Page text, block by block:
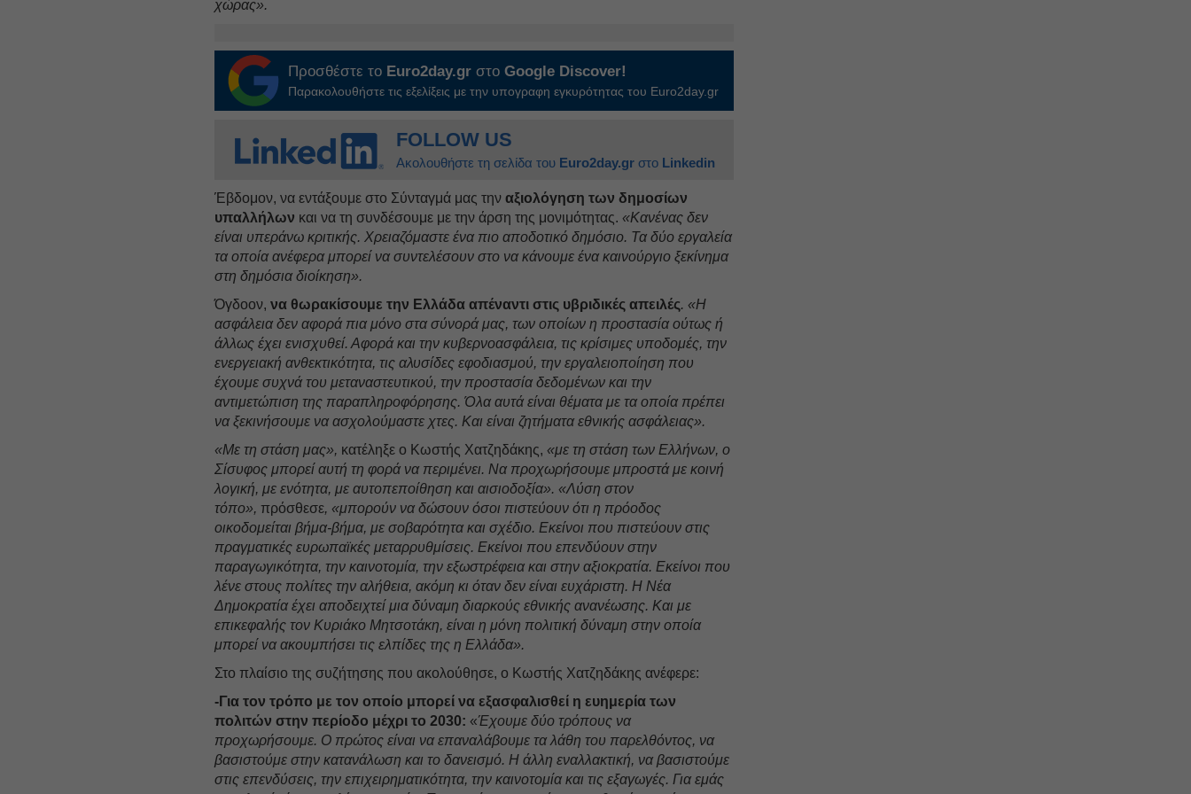
χώρας».
Προσθέστε το Euro2day.gr στοGoogle Discover!
Παρακολουθήστε τις εξελίξεις με την υπογραφη εγκυρότητας του Euro2day.gr
FOLLOW US
Ακολουθήστε τη σελίδα του Euro2day.gr στο Linkedin
Έβδομον, να εντάξουμε στο Σύνταγμά μας τηναξιολόγηση των δημοσίων
υπαλλήλων και να τη συνδέσουμε με την άρση της μονιμότητας.«Κανένας δεν
είναι υπεράνω κριτικής. Χρειαζόμαστε ένα πιο αποδοτικό δημόσιο. Τα δύο εργαλεία
τα οποία ανέφερα μπορεί να συντελέσουν στο να κάνουμε ένα καινούργιο ξεκίνημα
στη δημόσια διοίκηση».
Όγδοον,να θωρακίσουμε την Ελλάδα απέναντι στις υβριδικές απειλές. «Η
ασφάλεια δεν αφορά πια μόνο στα σύνορά μας, των οποίων η προστασία ούτως ή
άλλως έχει ενισχυθεί. Αφορά και την κυβερνοασφάλεια, τις κρίσιμες υποδομές, την
ενεργειακή ανθεκτικότητα, τις αλυσίδες εφοδιασμού, την εργαλειοποίηση που
έχουμε συχνά του μεταναστευτικού, την προστασία δεδομένων και την
αντιμετώπιση της παραπληροφόρησης. Όλα αυτά είναι θέματα με τα οποία πρέπει
να ξεκινήσουμε να ασχολούμαστε χτες. Και είναι ζητήματα εθνικής ασφάλειας».
«Με τη στάση μας», κατέληξε ο Κωστής Χατζηδάκης,«με τη στάση των Ελλήνων, ο
Σίσυφος μπορεί αυτή τη φορά να περιμένει. Να προχωρήσουμε μπροστά με κοινή
λογική, με ενότητα, με αυτοπεποίθηση και αισιοδοξία». «Λύση στον
τόπο»,πρόσθεσε, «μπορούν να δώσουν όσοι πιστεύουν ότι η πρόοδος
οικοδομείται βήμα-βήμα, με σοβαρότητα και σχέδιο. Εκείνοι που πιστεύουν στις
πραγματικές ευρωπαϊκές μεταρρυθμίσεις. Εκείνοι που επενδύουν στην
παραγωγικότητα, την καινοτομία, την εξωστρέφεια και στην αξιοκρατία. Εκείνοι που
λένε στους πολίτες την αλήθεια, ακόμη κι όταν δεν είναι ευχάριστη. Η Νέα
Δημοκρατία έχει αποδειχτεί μια δύναμη διαρκούς εθνικής ανανέωσης. Και με
επικεφαλής τον Κυριάκο Μητσοτάκη, είναι η μόνη πολιτική δύναμη στην οποία
μπορεί να ακουμπήσει τις ελπίδες της η Ελλάδα».
Στο πλαίσιο της συζήτησης που ακολούθησε, ο Κωστής Χατζηδάκης ανέφερε:
-Για τον τρόπο με τον οποίο μπορεί να εξασφαλισθεί η ευημερία των
πολιτών στην περίοδο μέχρι το 2030: «Έχουμε δύο τρόπους να
προχωρήσουμε. Ο πρώτος είναι να επαναλάβουμε τα λάθη του παρελθόντος, να
βασιστούμε στην κατανάλωση και το δανεισμό. Η άλλη εναλλακτική, να βασιστούμε
στις επενδύσεις, την επιχειρηματικότητα, την καινοτομία και τις εξαγωγές. Για εμάς